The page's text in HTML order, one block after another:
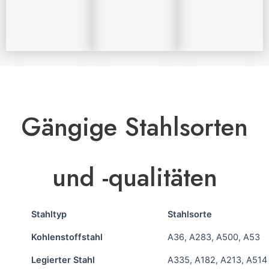
Gängige Stahlsorten
und -qualitäten
Stahltyp Stahlsorte
Kohlenstoffstahl A36, A283, A500, A53
Legierter Stahl A335, A182, A213, A514